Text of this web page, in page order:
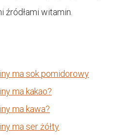
źródłami witamin.
ma sok pomidorowy
ma kakao?
ma kawa?
ma ser żółty